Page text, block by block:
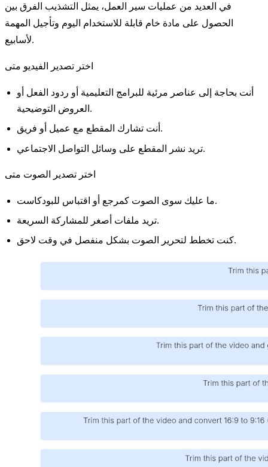
في العديد من عمليات سير العمل، يمثل التشذيب الفرق بين
الحصول على مادة خام قابلة للاستخدام اليوم وتأجيل المهمة
لأسابيع.
اختر تصدير الفيديو متى
أنت بحاجة إلى عناصر مرئية للبرامج التعليمية أو ردود الفعل أو
العروض التوضيحية.
أنت تشارك المقطع مع عميل أو فريق.
تريد نشر المقطع على وسائل التواصل الاجتماعي.
اختر تصدير الصوت متى
ما عليك سوى الصوت كمرجع أو اقتباس للبودكاست.
تريد ملفات أصغر للمشاركة السريعة.
كنت تخطط لتحرير الصوت بشكل منفصل في وقت لاحق.